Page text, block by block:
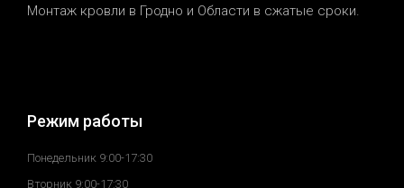
Монтаж кровли в Гродно и Области в сжатые сроки.
Режим работы
Понедельник 9:00-17:30
Вторник 9:00-17:30